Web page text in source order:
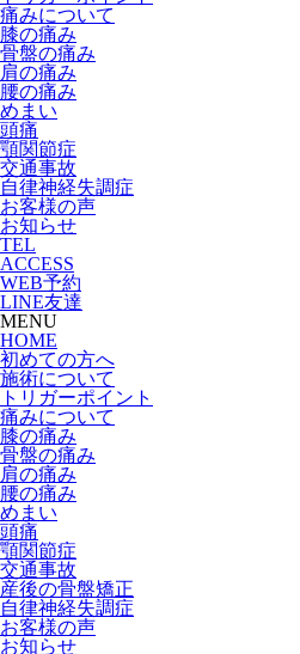
痛みについて
膝の痛み
骨盤の痛み
肩の痛み
腰の痛み
めまい
頭痛
顎関節症
交通事故
自律神経失調症
お客様の声
お知らせ
TEL
ACCESS
WEB予約
LINE友達
MENU
HOME
初めての方へ
施術について
トリガーポイント
痛みについて
膝の痛み
骨盤の痛み
肩の痛み
腰の痛み
めまい
頭痛
顎関節症
交通事故
産後の骨盤矯正
自律神経失調症
お客様の声
お知らせ